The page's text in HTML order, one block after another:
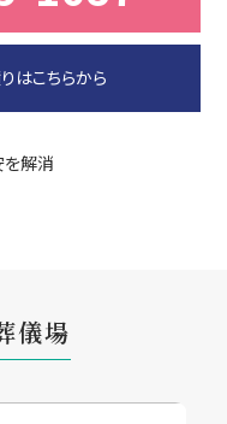
儀場